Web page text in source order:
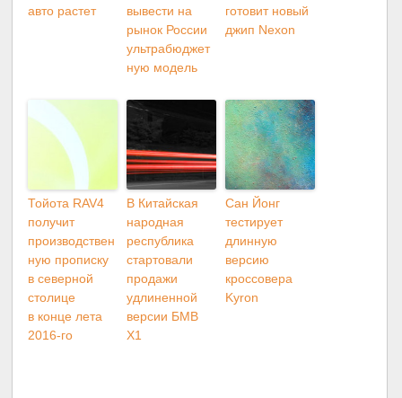
авто растет
вывести на
рынок России
ультрабюджет
ную модель
готовит новый
джип Nexon
Тойота RAV4
получит
производствен
ную прописку
в северной
столице
в конце лета
2016-го
В Китайская
народная
республика
стартовали
продажи
удлиненной
версии БМВ
X1
Сан Йонг
тестирует
длинную
версию
кроссовера
Kyron